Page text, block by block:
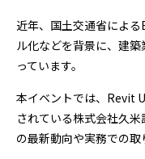
近年、国土交通省によ
ル化などを背景に、建
っています。
本イベントでは、Revit
されている株式会社久
の最新動向や実務での取